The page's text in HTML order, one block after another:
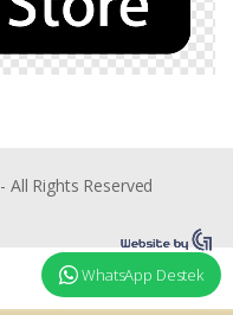
- All Rights Reserved
WhatsApp Destek